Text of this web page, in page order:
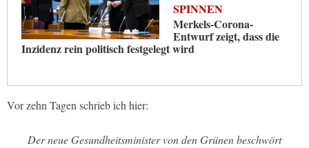
SPINNEN
Merkels-Corona-
Entwurf zeigt, dass die
Inzidenz rein politisch festgelegt wird
Vor zehn Tagen schrieb ich hier:
Der neue Gesundheitsminister von den Grünen beschwört